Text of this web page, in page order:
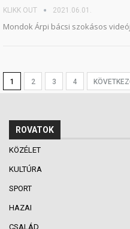
KLIKK OUT 2021.06.01.
Mondok Árpi bácsi szokásos
1 2 3 4
ROVATOK
KÖZÉLET
KULTÚRA
SPORT
HAZAI
CSALÁD